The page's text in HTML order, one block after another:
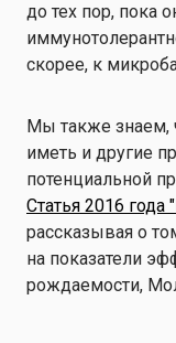
до тех пор, пока
скорее, к
Мы также знаем,
иметь и другие
потенциальной
Статья 2016 года
рассказывая о
на показатели
рождаемости,